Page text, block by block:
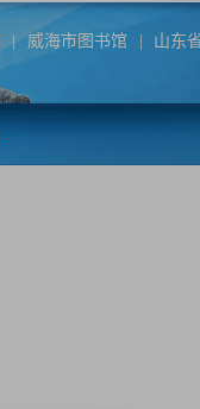
| 威海市图书馆 山东